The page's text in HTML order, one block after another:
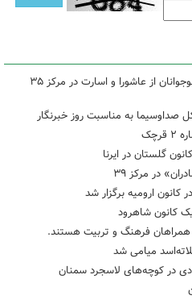
«در مدار اربعین»؛ روایت کودکان و نوجوانان از عاشورا و اسارت در مرکز ۳۵
صداوسیما به مناسبت روز خبرنگار
گلستان در ایرنا
در مرکز ۳۹
کانون ارومیه برگزار شد
کانون شاهرود
همراهان فرهنگ و تربیت هستند.
میامی شد
در کوچه‌های لاسجرد سمنان